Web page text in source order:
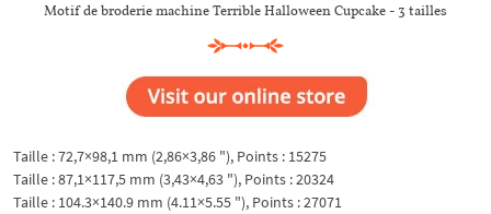
Motif de broderie machine Terrible Halloween Cupcake - 3 tailles
Taille : 72,7×98,1 mm (2,86×3,86 "), Points : 15275
Taille : 87,1×117,5 mm (3,43×4,63 "), Points : 20324
Taille : 104.3×140.9 mm (4.11×5.55 "), Points : 27071